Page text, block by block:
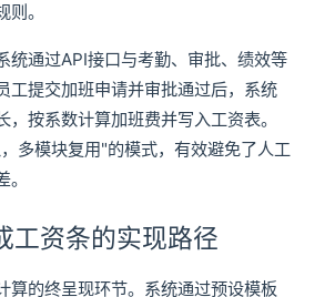
。
统通过API接口与考勤、审批、绩效等
工提交加班申请并审批通过后，系统
，按系数计算加班费并写入工资表。
多模块复用"的模式，有效避免了人工
工资条的实现路径
算的终呈现环节。系统通过预设模板